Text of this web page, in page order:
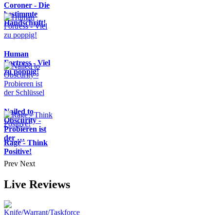
Coroner - Die
bestimmte
Handschrift!
Human
Fortress - Viel
zu poppig!
Nailed to
Obscurity -
Probieren ist
der …
Rage - Think
Positive!
Prev Next
Live Reviews